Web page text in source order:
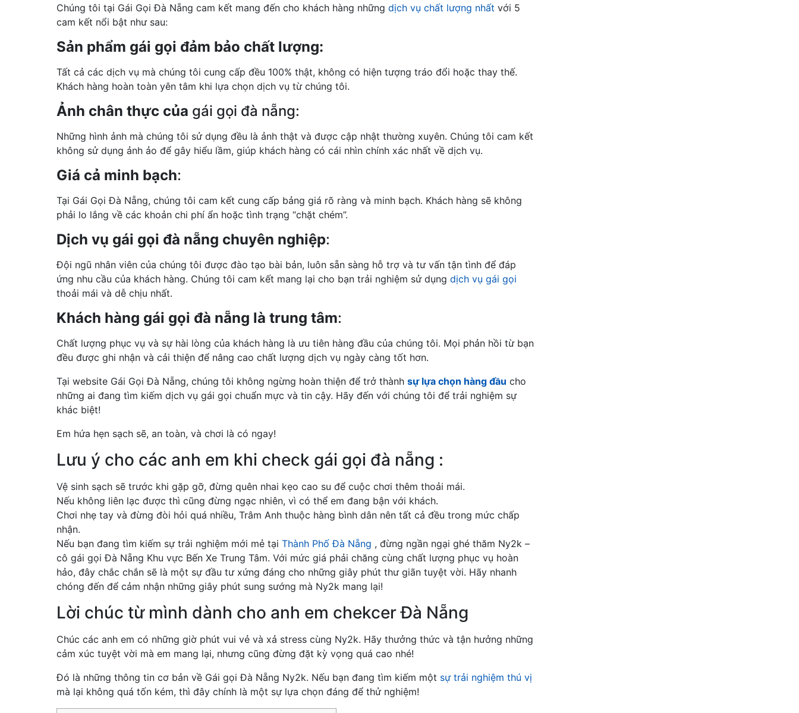
Chúng tôi tại Gái Gọi Đà Nẵng cam kết mang đến cho khách hàng những dịch vụ chất lượng nhất với 5
cam kết nổi bật như sau:
Sản phẩm gái gọi đảm bảo chất lượng:
Tất cả các dịch vụ mà chúng tôi cung cấp đều 100% thật, không có hiện tượng tráo đổi hoặc thay thế.
Khách hàng hoàn toàn yên tâm khi lựa chọn dịch vụ từ chúng tôi.
Ảnh chân thực của gái gọi đà nẵng:
Những hình ảnh mà chúng tôi sử dụng đều là ảnh thật và được cập nhật thường xuyên. Chúng tôi cam kết
không sử dụng ảnh ảo để gây hiểu lầm, giúp khách hàng có cái nhìn chính xác nhất về dịch vụ.
Giá cả minh bạch:
Tại Gái Gọi Đà Nẵng, chúng tôi cam kết cung cấp bảng giá rõ ràng và minh bạch. Khách hàng sẽ không
phải lo lắng về các khoản chi phí ẩn hoặc tình trạng “chặt chém”.
Dịch vụ gái gọi đà nẵng chuyên nghiệp:
Đội ngũ nhân viên của chúng tôi được đào tạo bài bản, luôn sẵn sàng hỗ trợ và tư vấn tận tình để đáp
ứng nhu cầu của khách hàng. Chúng tôi cam kết mang lại cho bạn trải nghiệm sử dụng dịch vụ gái gọi
thoải mái và dễ chịu nhất.
Khách hàng gái gọi đà nẵng là trung tâm:
Chất lượng phục vụ và sự hài lòng của khách hàng là ưu tiên hàng đầu của chúng tôi. Mọi phản hồi từ bạn
đều được ghi nhận và cải thiện để nâng cao chất lượng dịch vụ ngày càng tốt hơn.
Tại website Gái Gọi Đà Nẵng, chúng tôi không ngừng hoàn thiện để trở thành sự lựa chọn hàng đầu cho
những ai đang tìm kiếm dịch vụ gái gọi chuẩn mực và tin cậy. Hãy đến với chúng tôi để trải nghiệm sự
khác biệt!
Em hứa hẹn sạch sẽ, an toàn, và chơi là có ngay!
Lưu ý cho các anh em khi check gái gọi đà nẵng :
Vệ sinh sạch sẽ trước khi gặp gỡ, đừng quên nhai kẹo cao su để cuộc chơi thêm thoải mái.
Nếu không liên lạc được thì cũng đừng ngạc nhiên, vì có thể em đang bận với khách.
Chơi nhẹ tay và đừng đòi hỏi quá nhiều, Trâm Anh thuộc hàng bình dân nên tất cả đều trong mức chấp
nhận.
Nếu bạn đang tìm kiếm sự trải nghiệm mới mẻ tại Thành Phố Đà Nẵng , đừng ngần ngại ghé thăm Ny2k –
cô gái gọi Đà Nẵng Khu vực Bến Xe Trung Tâm. Với mức giá phải chăng cùng chất lượng phục vụ hoàn
hảo, đây chắc chắn sẽ là một sự đầu tư xứng đáng cho những giây phút thư giãn tuyệt vời. Hãy nhanh
chóng đến để cảm nhận những giây phút sung sướng mà Ny2k mang lại!
Lời chúc từ mình dành cho anh em chekcer Đà Nẵng
Chúc các anh em có những giờ phút vui vẻ và xả stress cùng Ny2k. Hãy thưởng thức và tận hưởng những
cảm xúc tuyệt vời mà em mang lại, nhưng cũng đừng đặt kỳ vọng quá cao nhé!
Đó là những thông tin cơ bản về Gái gọi Đà Nẵng Ny2k. Nếu bạn đang tìm kiếm một sự trải nghiệm thú vị
mà lại không quá tốn kém, thì đây chính là một sự lựa chọn đáng để thử nghiệm!